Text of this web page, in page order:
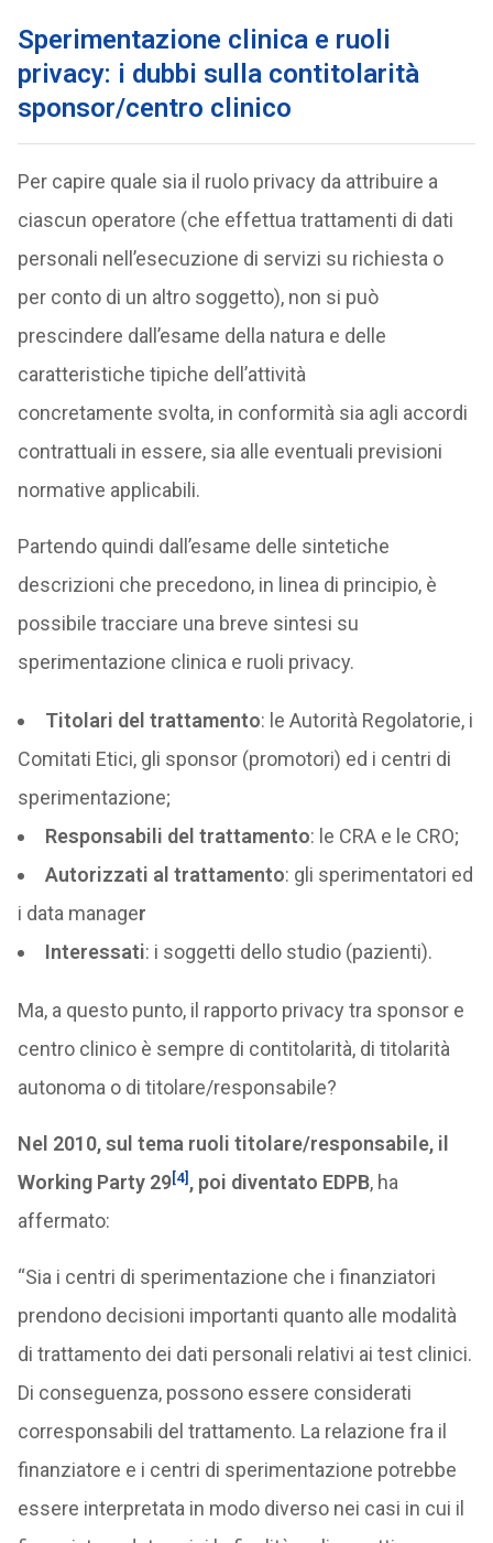
Sperimentazione clinica e ruoli
privacy: i dubbi sulla contitolarità
sponsor/centro clinico
Per capire quale sia il ruolo privacy da attribuire a
ciascun operatore (che effettua trattamenti di dati
personali nell’esecuzione di servizi su richiesta o
per conto di un altro soggetto), non si può
prescindere dall’esame della natura e delle
caratteristiche tipiche dell’attività
concretamente svolta, in conformità sia agli accordi
contrattuali in essere, sia alle eventuali previsioni
normative applicabili.
Partendo quindi dall’esame delle sintetiche
descrizioni che precedono, in linea di principio, è
possibile tracciare una breve sintesi su
sperimentazione clinica e ruoli privacy.
Titolari del trattamento: le Autorità Regolatorie, i
Comitati Etici, gli sponsor (promotori) ed i centri di
sperimentazione;
Responsabili del trattamento: le CRA e le CRO;
Autorizzati al trattamento: gli sperimentatori ed
i data manager
Interessati: i soggetti dello studio (pazienti).
Ma, a questo punto, il rapporto privacy tra sponsor e
centro clinico è sempre di contitolarità, di titolarità
autonoma o di titolare/responsabile?
Nel 2010, sul tema ruoli titolare/responsabile, il
Working Party 29[4], poi diventato EDPB, ha
affermato:
“Sia i centri di sperimentazione che i finanziatori
prendono decisioni importanti quanto alle modalità
di trattamento dei dati personali relativi ai test clinici.
Di conseguenza, possono essere considerati
corresponsabili del trattamento. La relazione fra il
finanziatore e i centri di sperimentazione potrebbe
essere interpretata in modo diverso nei casi in cui il